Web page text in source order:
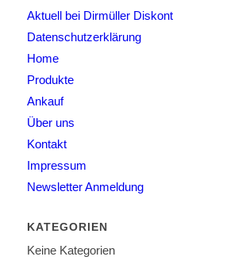
Aktuell bei Dirmüller Diskont
Datenschutzerklärung
Home
Produkte
Ankauf
Über uns
Kontakt
Impressum
Newsletter Anmeldung
KATEGORIEN
Keine Kategorien